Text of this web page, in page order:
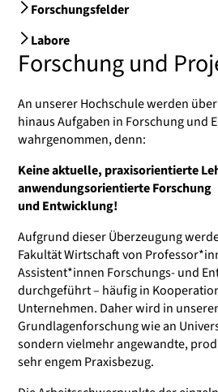
Forschungsfelder
Labore
Forschung und
An unserer Hochschule werden
hinaus Aufgaben in Forschung und
wahrgenommen, denn:
Keine aktuelle, praxisorientierte
anwendungsorientierte Forschung
und Entwicklung!
Aufgrund dieser Überzeugung
Fakultät Wirtschaft von
Assistent*innen Forschungs- und
durchgeführt – häufig in
Unternehmen. Daher wird in
Grundlagenforschung wie an
sondern vielmehr angewandte,
sehr engem Praxisbezug.